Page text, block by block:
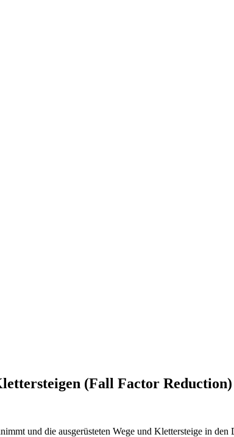
(Fall Factor Reduction)
und die ausgerüsteten Wege und Klettersteige in